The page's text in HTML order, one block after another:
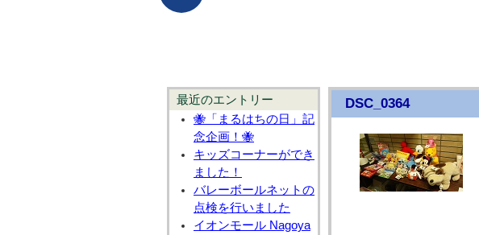
最近のエントリー
🐝「まるはちの日」記
念企画！🐝
キッズコーナーができ
ました！
バレーボールネットの
点検を行いました
イオンモール Nagoya
DSC_0364